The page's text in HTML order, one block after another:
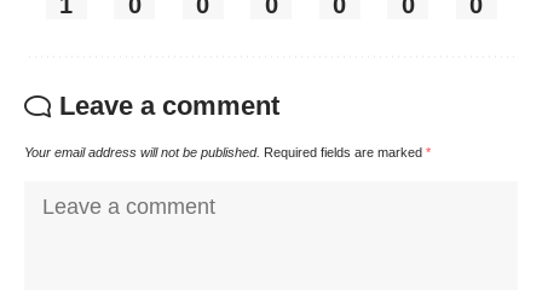
Leave a comment
Your email address will not be published. Required fields are marked *